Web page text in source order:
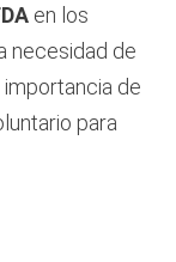
en los
necesidad de
de
para